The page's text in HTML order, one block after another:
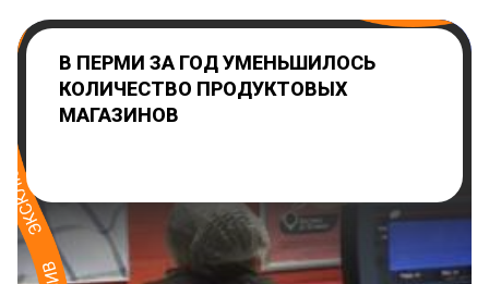
В ПЕРМИ ЗА ГОД УМЕНЬШИЛОСЬ
КОЛИЧЕСТВО ПРОДУКТОВЫХ
МАГАЗИНОВ